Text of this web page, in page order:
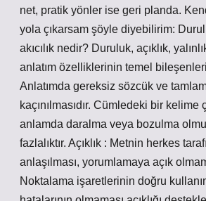
net, pratik yönler ise geri planda.
yola çıkarsam şöyle diyebilirim:
akıcılık nedir? Duruluk, açıklık,
anlatım özelliklerinin temel
Anlatımda gereksiz sözcük ve
kaçınılmasıdır. Cümledeki bir kelime
anlamda daralma veya bozulma
fazlalıktır. Açıklık : Metnin herkes
anlaşılması, yorumlamaya açık
Noktalama işaretlerinin doğru